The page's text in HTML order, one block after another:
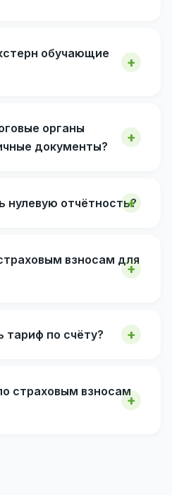
обучающие
органы
документы?
нулевую отчётность?
взносам для
по счёту?
страховым взносам